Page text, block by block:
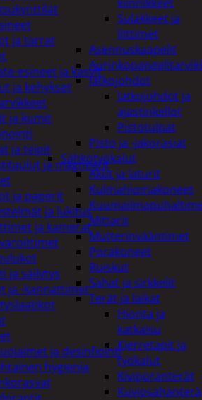
Sulakkeet ja
liittimet
Asennuskaapelit
Jatkojohdot
Jatkojohdot ja
ajastinkellot
Pistotulpat
Pisto ja -jakorasiat
Sähkötyökalut
Akut ja laturit
Kulmahiomakoneet
Mittarit
Mutterinvääntimet
Porakoneet
Ruiskut
Sahat ja sirkkelit
Terät ja laikat
Hionta ja
katkaisu
Kierretapit ja
työkalut
Kiviporanterät
Kuviosahanterä
ja tarrat
esineet ja kasvit
ja kehykset
ja kumit
ja teipit
ja magneetit
ja paperit
ja lukitus
ja kamerat
ja säilytys
ja -kannattimet
ja desinfiointi
hygienia